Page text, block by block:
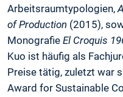
Arbeitsraumtypologien,
of Production (2015),
Monografie El Croquis
Kuo ist häufig als
Preise tätig, zuletzt war
Award for Sustainable